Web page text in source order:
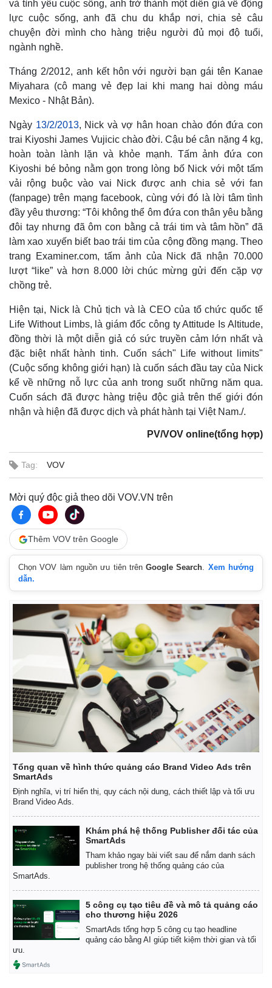
Pháp luật
Vụ án
Tin nóng
Tư vấn luật
Quân sự - Quốc phòng
Vũ khí
Việt Nam
Phân tích
và tình yêu cuộc sống, anh trở thành một diễn giả về động
lực cuộc sống, anh đã chu du khắp nơi, chia sẻ câu
chuyện đời mình cho hàng triệu người đủ mọi độ tuổi,
ngành nghề.
Tháng 2/2012, anh kết hôn với người bạn gái tên Kanae
Miyahara (cô mang vẻ đẹp lai khi mang hai dòng máu
Mexico - Nhật Bản).
Ngày 13/2/2013, Nick và vợ hân hoan chào đón đứa con
trai Kiyoshi James Vujicic chào đời. Cậu bé cân nặng 4 kg,
hoàn toàn lành lặn và khỏe mạnh. Tấm ảnh đứa con
Kiyoshi bé bỏng nằm gọn trong lòng bố Nick với một tấm
vải rộng buộc vào vai Nick được anh chia sẻ với fan
(fanpage) trên mạng facebook, cùng với đó là lời tâm tình
đầy yêu thương: “Tôi không thể ôm đứa con thân yêu bằng
đôi tay nhưng đã ôm con bằng cả trái tim và tâm hồn” đã
làm xao xuyến biết bao trái tim của cộng đồng mạng. Theo
trang Examiner.com, tấm ảnh của Nick đã nhận 70.000
lượt “like” và hơn 8.000 lời chúc mừng gửi đến cặp vợ
chồng trẻ.
Hiện tại, Nick là Chủ tịch và là CEO của tổ chức quốc tế
Life Without Limbs, là giám đốc công ty Attitude Is Altitude,
đồng thời là một diễn giả có sức truyền cảm lớn nhất và
đặc biệt nhất hành tinh. Cuốn sách" Life without limits"
(Cuộc sống không giới hạn) là cuốn sách đầu tay của Nick
kể về những nỗ lực của anh trong suốt những năm qua.
Cuốn sách đã được hàng triệu độc giả trên thế giới đón
nhận và hiện đã được dịch và phát hành tại Việt Nam./.
PV/VOV online(tổng hợp)
Tag: VOV
Mời quý độc giả theo dõi VOV.VN trên
Thêm VOV trên Google
Chọn VOV làm nguồn ưu tiên trênGoogle Search. Xem hướng
dẫn.
Tổng quan về hình thức quảng cáo Brand Video Ads trên
SmartAds
Định nghĩa, vị trí hiển thị, quy cách nội dung, cách thiết lập và tối ưu
Brand Video Ads.
Khám phá hệ thống Publisher đối tác của
SmartAds
Tham khảo ngay bài viết sau để nắm danh sách
publisher trong hệ thống quảng cáo của
SmartAds.
5 công cụ tạo tiêu đề và mô tả quảng cáo
cho thương hiệu 2026
SmartAds tổng hợp 5 công cụ tạo headline
quảng cáo bằng AI giúp tiết kiệm thời gian và tối
ưu.